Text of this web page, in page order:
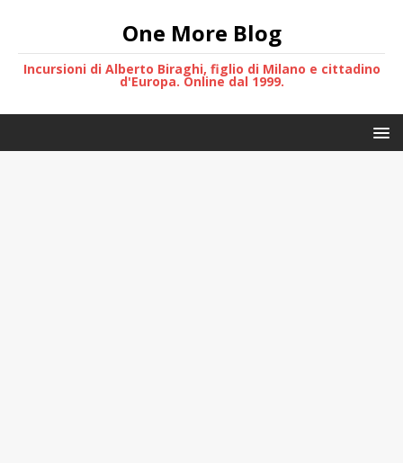
One More Blog
Incursioni di Alberto Biraghi, figlio di Milano e cittadino
d'Europa. Online dal 1999.